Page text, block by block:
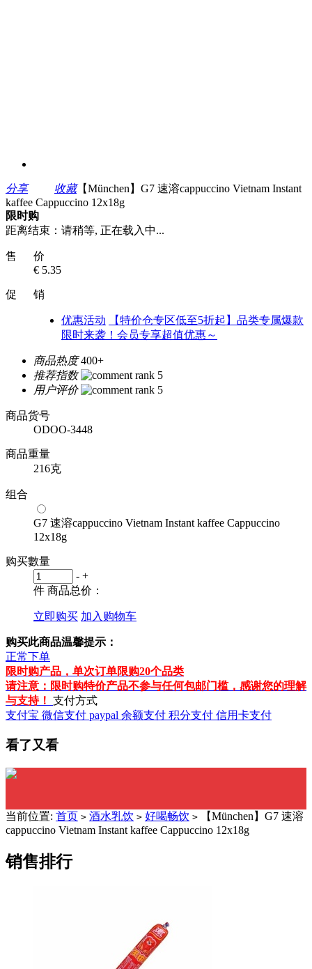
分享 收藏【München】G7 速溶cappuccino Vietnam Instant
kaffee Cappuccino 12x18g
限时购
距离结束： 请稍等, 正在载入中...
售 价
€ 5.35
促 销
优惠活动
【特价仓专区低至5折起】品类专属爆款
限时来袭！会员专享超值优惠～
商品热度 400+
推荐指数
用户评价
商品货号
ODOO-3448
商品重量
216克
组合
G7 速溶cappuccino Vietnam Instant kaffee Cappuccino
12x18g
购买數量
- +
件 商品总价：
立即购买 加入购物车
购买此商品温馨提示：
正常下单
限时购产品，单次订单限购20个品类
请注意：限时购特价产品不参与任何包邮门槛，感谢您的理解
与支持！ 支付方式
支付宝 微信支付 paypal 余额支付 积分支付 信用卡支付
看了又看
当前位置: 首页 > 酒水乳饮 > 好喝畅饮 > 【München】G7 速溶
cappuccino Vietnam Instant kaffee Cappuccino 12x18g
销售排行